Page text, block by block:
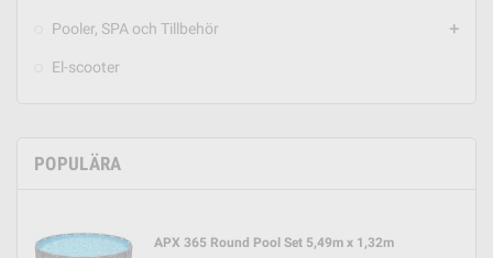
Pooler, SPA och Tillbehör add
El-scooter
POPULÄRA
APX 365 Round Pool Set 5,49m x 1,32m